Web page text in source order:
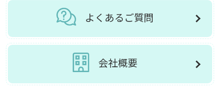
よくあるご質問
会社概要